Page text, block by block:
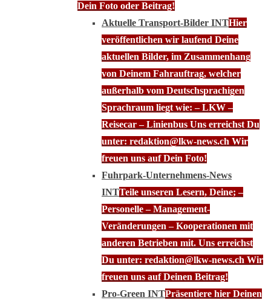
Dein Foto oder Beitrag!
Aktuelle Transport-Bilder INTHier
veröffentlichen wir laufend Deine
aktuellen Bilder, im Zusammenhang
von Deinem Fahrauftrag, welcher
außerhalb vom Deutschsprachigen
Sprachraum liegt wie: – LKW –
Reisecar – Linienbus Uns erreichst Du
unter: redaktion@lkw-news.ch Wir
freuen uns auf Dein Foto!
Fuhrpark-Unternehmens-News
INTTeile unseren Lesern, Deine; –
Personelle – Management-
Veränderungen – Kooperationen mit
anderen Betrieben mit. Uns erreichst
Du unter: redaktion@lkw-news.ch Wir
freuen uns auf Deinen Beitrag!
Pro-Green INTPräsentiere hier Deinen